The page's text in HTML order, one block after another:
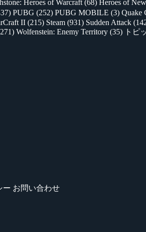
Heroes of Warcraft (68) Heroes of
PUBG (252) PUBG MOBILE (3) Quake
II (215) Steam (931) Sudden Attack
Wolfenstein: Enemy Territory (35) トピ
ー お問い合わせ